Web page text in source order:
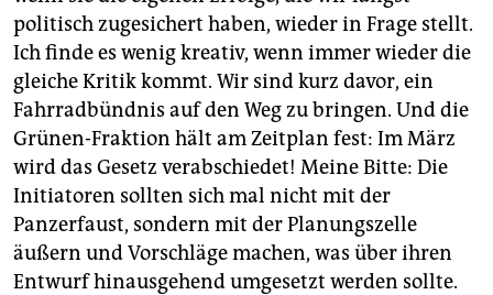
politisch zugesichert haben, wieder in Frage stellt.
Ich finde es wenig kreativ, wenn immer wieder die
gleiche Kritik kommt. Wir sind kurz davor, ein
Fahrradbündnis auf den Weg zu bringen. Und die
Grünen-Fraktion hält am Zeitplan fest: Im März
wird das Gesetz verabschiedet! Meine Bitte: Die
Initiatoren sollten sich mal nicht mit der
Panzerfaust, sondern mit der Planungszelle
äußern und Vorschläge machen, was über ihren
Entwurf hinausgehend umgesetzt werden sollte.